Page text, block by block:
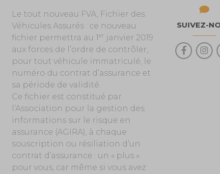
Le tout nouveau FVA, Fichier des
Véhicules Assurés : ce nouveau
fichier permettra au 1 er janvier 2019
aux forces de l’ordre de contrôler,
pour tout véhicule immatriculé, le
numéro du contrat d’assurance et
sa période de validité.
Ce fichier est constitué par
l’Association pour la gestion des
informations sur le risque en
assurance (AGIRA), à chaque
souscription ou résiliation d’un
contrat d’assurance : un « plus »
pour vous, car même si vous avez
SUIVEZ-